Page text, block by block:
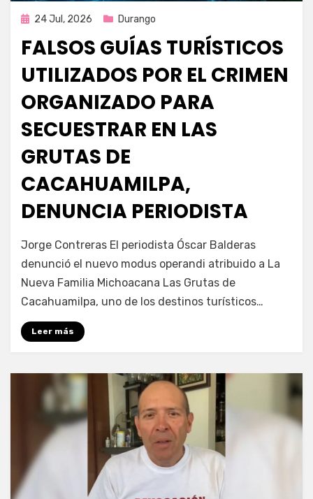
Publicada
24 Jul, 2026 Durango
FALSOS GUÍAS TURÍSTICOS
UTILIZADOS POR EL CRIMEN
ORGANIZADO PARA
SECUESTRAR EN LAS
GRUTAS DE
CACAHUAMILPA,
DENUNCIA PERIODISTA
Fernando Miranda Servín
Jorge Contreras El periodista Óscar Balderas
denunció el nuevo modus operandi atribuido a La
Nueva Familia Michoacana Las Grutas de
Cacahuamilpa, uno de los destinos turísticos…
Leer más